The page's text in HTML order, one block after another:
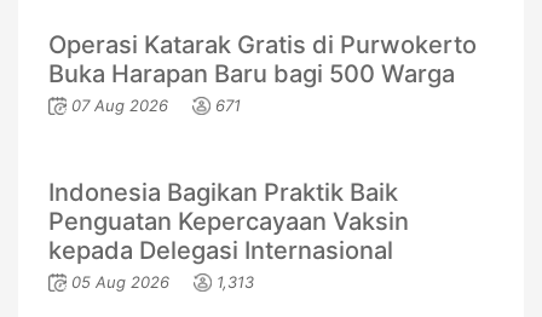
Operasi Katarak Gratis di Purwokerto
Buka Harapan Baru bagi 500 Warga
07 Aug 2026 671
Indonesia Bagikan Praktik Baik
Penguatan Kepercayaan Vaksin
kepada Delegasi Internasional
05 Aug 2026 1,313